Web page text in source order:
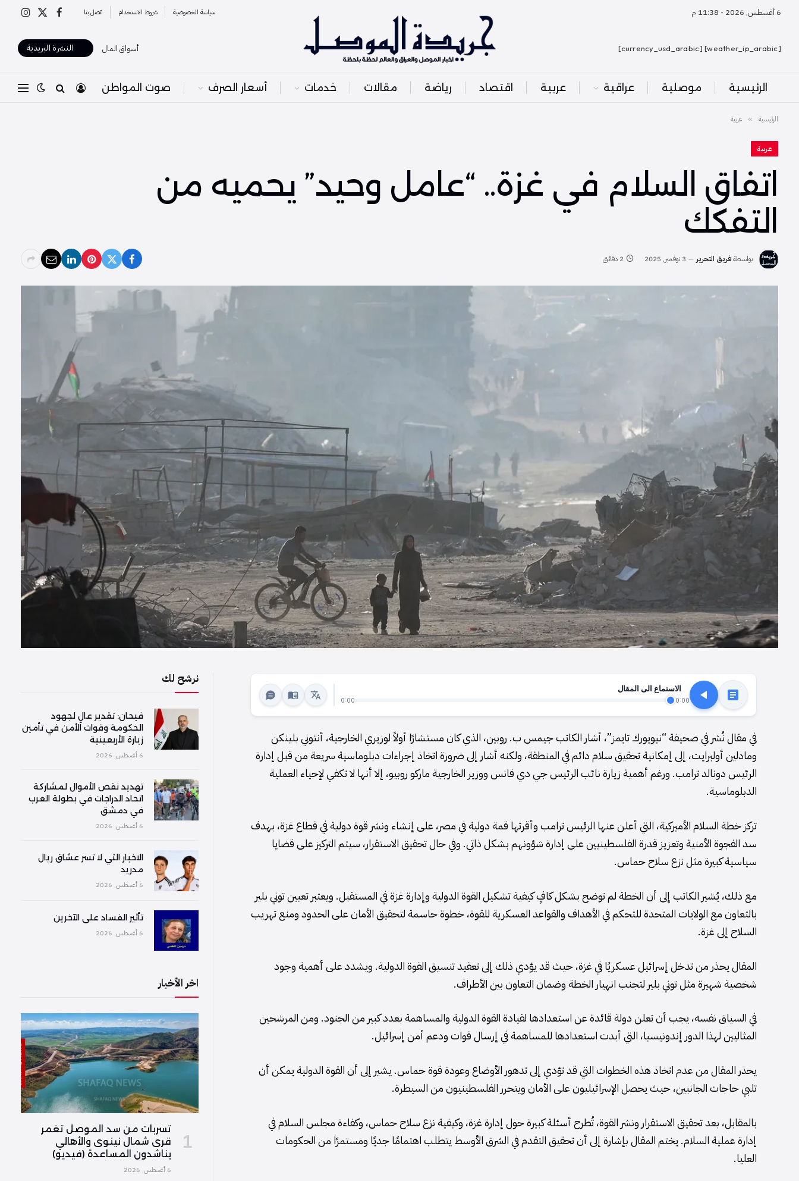
6 أغسطس, 2026 - 11:38 م سياسة الخصوصية شروط الاستخدام اتصل بنا فيسبوك
X
[weather_ip_arabic] [currency_usd_arabic] أسواق المال النشرة البريدية
الرئيسية موصلية عراقية عربية اقتصاد رياضة مقالات خدمات أسعار الصرف صوت المواطن
الرئيسية » عربية
عربية
اتفاق السلام في غزة.. “عامل وحيد” يحميه من
التفكك
بواسطةفريق التحرير 3 نوفمبر, 2025 2 دقائق
الاستماع الى المقال
0:00
0:00
في مقال نُشر في صحيفة “نيويورك تايمز”، أشار الكاتب جيمس ب. روبين، الذي كان مستشارًا أولاً لوزيري الخارجية، أنتوني بلينكن
ومادلين أولبرايت، إلى إمكانية تحقيق سلام دائم في المنطقة، ولكنه أشار إلى ضرورة اتخاذ إجراءات دبلوماسية سريعة من قبل إدارة
الرئيس دونالد ترامب. ورغم أهمية زيارة نائب الرئيس جي دي فانس ووزير الخارجية ماركو روبيو، إلا أنها لا تكفي لإحياء العملية
الدبلوماسية.
تركز خطة السلام الأميركية، التي أعلن عنها الرئيس ترامب وأقرتها قمة دولية في مصر، على إنشاء ونشر قوة دولية في قطاع غزة، بهدف
سد الفجوة الأمنية وتعزيز قدرة الفلسطينيين على إدارة شؤونهم بشكل ذاتي. وفي حال تحقيق الاستقرار، سيتم التركيز على قضايا
سياسية كبيرة مثل نزع سلاح حماس.
مع ذلك، يُشير الكاتب إلى أن الخطة لم توضح بشكل كافٍ كيفية تشكيل القوة الدولية وإدارة غزة في المستقبل. ويعتبر تعيين توني بلير
بالتعاون مع الولايات المتحدة للتحكم في الأهداف والقواعد العسكرية للقوة، خطوة حاسمة لتحقيق الأمان على الحدود ومنع تهريب
السلاح إلى غزة.
المقال يحذر من تدخل إسرائيل عسكريًا في غزة، حيث قد يؤدي ذلك إلى تعقيد تنسيق القوة الدولية. ويشدد على أهمية وجود
شخصية شهيرة مثل توني بلير لتجنب انهيار الخطة وضمان التعاون بين الأطراف.
في السياق نفسه، يجب أن تعلن دولة قائدة عن استعدادها لقيادة القوة الدولية والمساهمة بعدد كبير من الجنود. ومن المرشحين
المثاليين لهذا الدور إندونيسيا، التي أبدت استعدادها للمساهمة في إرسال قوات ودعم أمن إسرائيل.
يحذر المقال من عدم اتخاذ هذه الخطوات التي قد تؤدي إلى تدهور الأوضاع وعودة قوة حماس. يشير إلى أن القوة الدولية يمكن أن
تلبي حاجات الجانبين، حيث يحصل الإسرائيليون على الأمان ويتحرر الفلسطينيون من السيطرة.
بالمقابل، بعد تحقيق الاستقرار ونشر القوة، تُطرح أسئلة كبيرة حول إدارة غزة، وكيفية نزع سلاح حماس، وكفاءة مجلس السلام في
إدارة عملية السلام. يختم المقال بإشارة إلى أن تحقيق التقدم في الشرق الأوسط يتطلب اهتمامًا جديًا ومستمرًا من الحكومات
العليا.
نرشح لك
فیحان: تقدير عالٍ لجهود
الحكومة وقوات الأمن في تأمين
زيارة الأربعينية
6 أغسطس, 2026
تهديد نقص الأموال لمشاركة
اتحاد الدراجات في بطولة العرب
في دمشق
6 أغسطس, 2026
الاخبار التي لا تسر عشاق ريال
مدريد
6 أغسطس, 2026
تأثير الفساد على الآخرين
6 أغسطس, 2026
اخر الأخبار
تسربات من سد الموصل تغمر
قرى شمال نينوى والأهالي
يناشدون المساعدة (فيديو)
6 أغسطس, 2026